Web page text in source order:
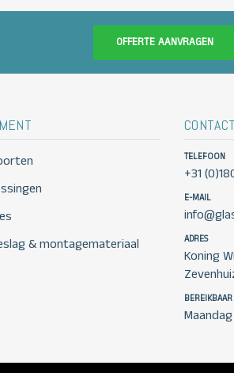
OFFERTE AANVRAGEN
& montagemateriaal
CONTACT
TELEFOON
+31
E-MAIL
ADRES
Koning
BEREIKBAAR